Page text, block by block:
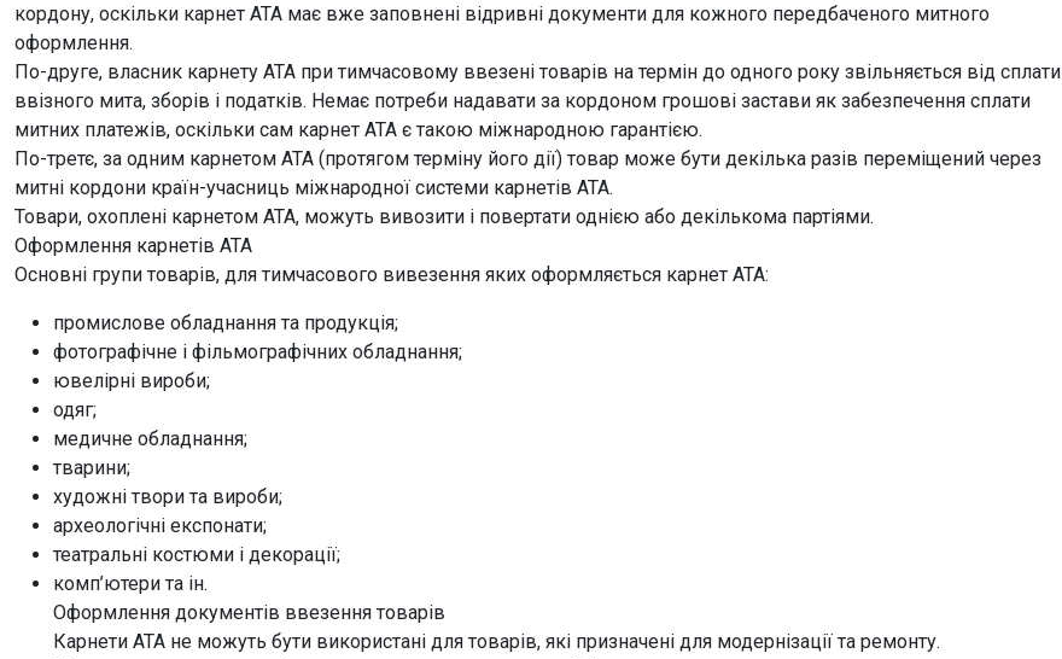
кордону, оскільки карнет АТА має вже заповнені відривні документи для кожного передбаченого митного
оформлення.
По-друге, власник карнету АТА при тимчасовому ввезені товарів на термін до одного року звільняється від сплати
ввізного мита, зборів i податків. Немає потреби надавати за кордоном грошові застави як забезпечення сплати
митних платежів, оскільки сам карнет АТА є такою міжнародною гарантією.
По-третє, за одним карнетом АТА (протягом терміну його дії) товар може бути декілька разів переміщений через
митні кордони країн-учасниць міжнародної системи карнетів АТА.
Товари, охоплені карнетом АТА, можуть вивозити і повертати однією або декількома партіями.
Оформлення карнетів АТА
Основні групи товарів, для тимчасового вивезення яких оформляється карнет АТА:
промислове обладнання та продукція;
фотографічне і фільмографічних обладнання;
ювелірні вироби;
одяг;
медичне обладнання;
тварини;
художні твори та вироби;
археологічні експонати;
театральні костюми і декорації;
комп’ютери та ін.
Оформлення документів ввезення товарів
Карнети АТА не можуть бути використані для товарів, які призначені для модернізації та ремонту.